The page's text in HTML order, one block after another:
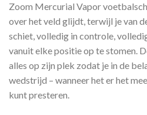
Zoom Mercurial Vapor
over het veld glijdt, terwijl je van
schiet, volledig in controle,
vanuit elke positie op te stomen.
alles op zijn plek zodat je in de
wedstrijd – wanneer het er het
kunt presteren.